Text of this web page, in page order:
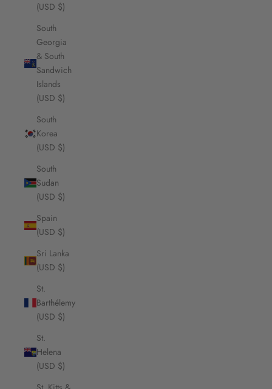
(USD $)
South
Georgia
& South
Sandwich
Islands
(USD $)
South
Korea
(USD $)
South
Sudan
(USD $)
Spain
(USD $)
Sri Lanka
(USD $)
St.
Barthélemy
(USD $)
St.
Helena
(USD $)